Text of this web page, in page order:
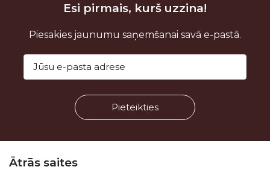
Esi pirmais, kurš uzzina!
Piesakies jaunumu saņemšanai savā e-pastā.
Ātrās saites